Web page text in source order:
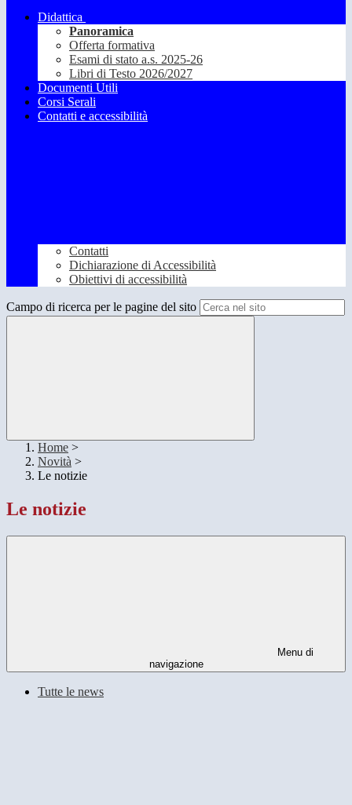
Didattica
Panoramica
Offerta formativa
Esami di stato a.s. 2025-26
Libri di Testo 2026/2027
Documenti Utili
Corsi Serali
Contatti e accessibilità
Contatti
Dichiarazione di Accessibilità
Obiettivi di accessibilità
Campo di ricerca per le pagine del sito
Home >
Novità >
Le notizie
Le notizie
Menu di
navigazione
Tutte le news